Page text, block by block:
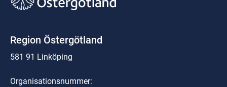
Region Östergötland
581 91 Linköping
Organisationsnummer: